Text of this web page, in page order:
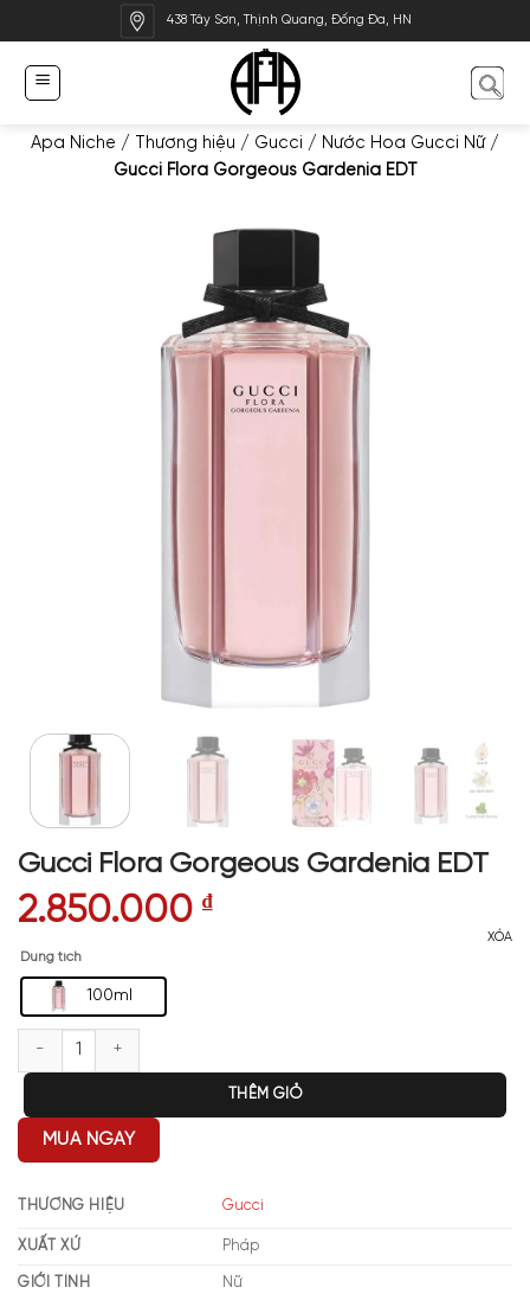
qua
dung
438 Tây Sơn, Thịnh Quang, Đống Đa, HN
Apa Niche / Thương hiệu / Gucci / Nước Hoa Gucci Nữ/
Gucci Flora Gorgeous Gardenia EDT
Gucci Flora Gorgeous Gardenia EDT
2.850.000 ₫
Dung tích
100ml
XÓA
Gucci Flora Gorgeous Gardenia EDT số lượng
THÊM GIỎ
MUA NGAY
THƯƠNG HIỆU Gucci
XUẤT XỨ Pháp
GIỚI TÍNH Nữ